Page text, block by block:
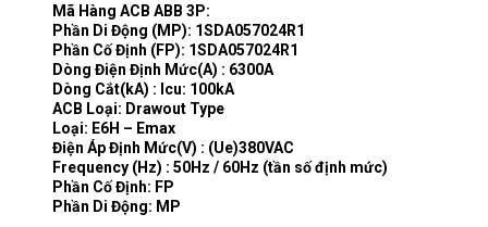
Mã Hàng ACB ABB 3P:
Phần Di Động (MP): 1SDA057024R1
Phần Cố Định (FP): 1SDA057024R1
Dòng Điện Định Mức(A) : 6300A
Dòng Cắt(kA) : Icu: 100kA
ACB Loại: Drawout Type
Loại: E6H – Emax
Điện Áp Định Mức(V) : (Ue)380VAC
Frequency (Hz) : 50Hz / 60Hz (tần số định mức)
Phần Cố Định: FP
Phần Di Động: MP